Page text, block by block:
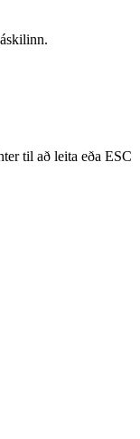
til að leita eða ESC